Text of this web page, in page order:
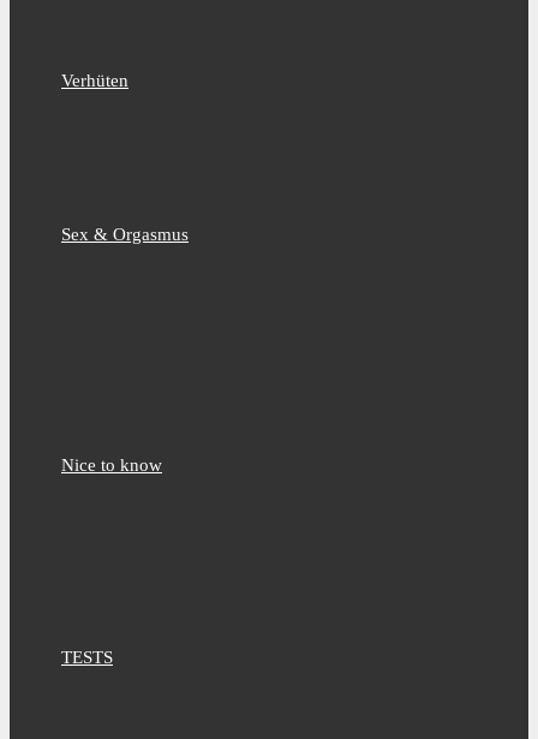
Verhüten
Sex & Orgasmus
Nice to know
TESTS